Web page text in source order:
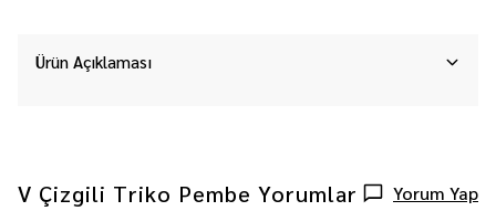
Ürün Açıklaması
V Çizgili Triko Pembe Yorumlar Yorum Yap